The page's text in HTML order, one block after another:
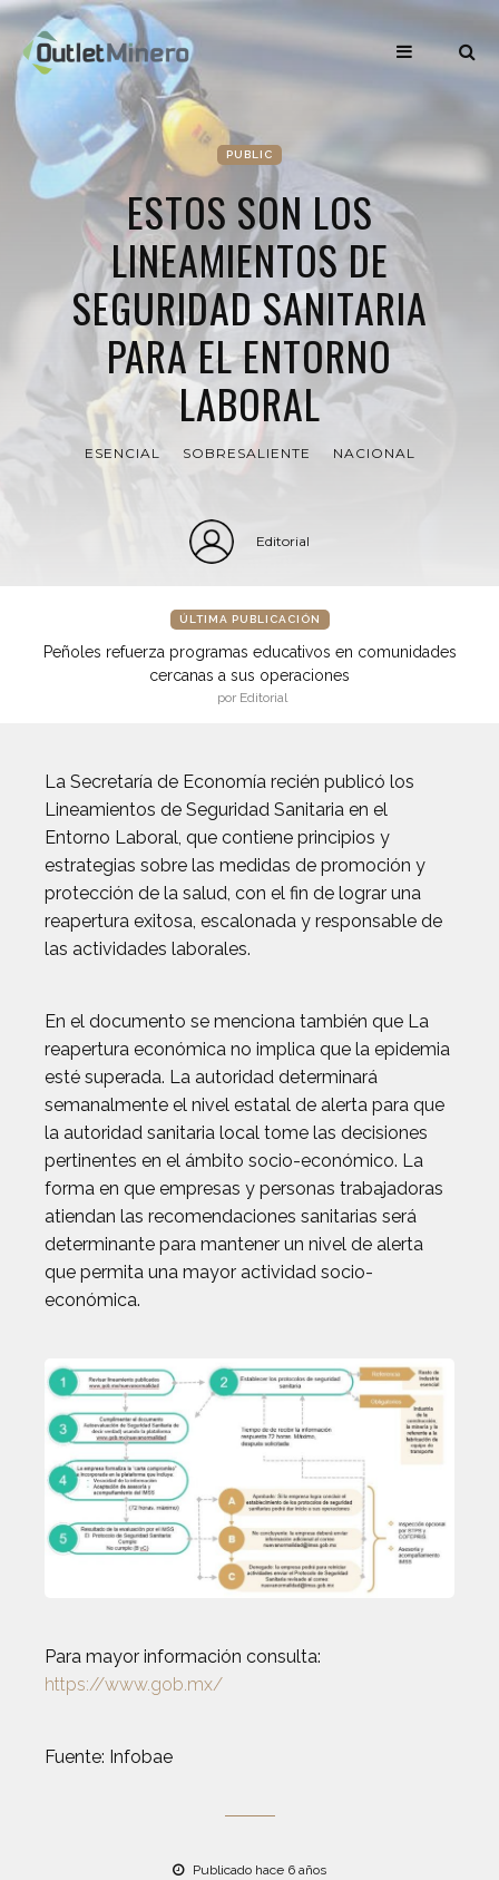
PUBLIC
ESTOS SON LOS
LINEAMIENTOS DE
SEGURIDAD SANITARIA
PARA EL ENTORNO
LABORAL
ESENCIAL SOBRESALIENTE NACIONAL
Editorial
ÚLTIMA PUBLICACIÓN
Peñoles refuerza programas educativos en comunidades
cercanas a sus operaciones
por Editorial
La Secretaría de Economía recién publicó los
Lineamientos de Seguridad Sanitaria en el
Entorno Laboral, que contiene principios y
estrategias sobre las medidas de promoción y
protección de la salud, con el fin de lograr una
reapertura exitosa, escalonada y responsable de
las actividades laborales.
En el documento se menciona también que La
reapertura económica no implica que la epidemia
esté superada. La autoridad determinará
semanalmente el nivel estatal de alerta para que
la autoridad sanitaria local tome las decisiones
pertinentes en el ámbito socio-económico. La
forma en que empresas y personas trabajadoras
atiendan las recomendaciones sanitarias será
determinante para mantener un nivel de alerta
que permita una mayor actividad socio-
económica.
Para mayor información consulta:
https://www.gob.mx/
Fuente: Infobae
Publicado hace 6 años